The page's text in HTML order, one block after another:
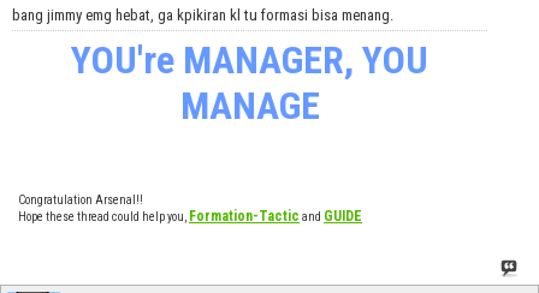
bang jimmy emg hebat, ga kpikiran kl tu formasi bisa menang.
YOU're MANAGER, YOU
MANAGE
Congratulation Arsenal!!
Hope these thread could help you, Formation-Tactic and GUIDE